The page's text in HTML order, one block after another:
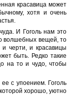
красавица может
хотя и очень
И Гоголь нам это
волшебных вещей, то
черти, и красавицы
быть. Редко такие
на то и чудо, чтобы
с упоением. Гоголь
хорошо, уютно